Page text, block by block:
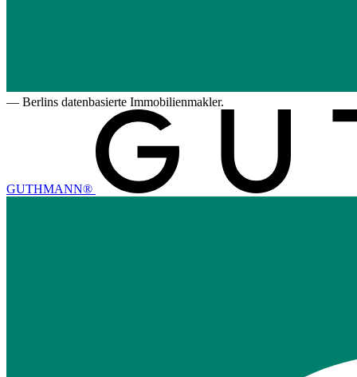
— Berlins datenbasierte Immobilienmakler.
GUTHMANN®